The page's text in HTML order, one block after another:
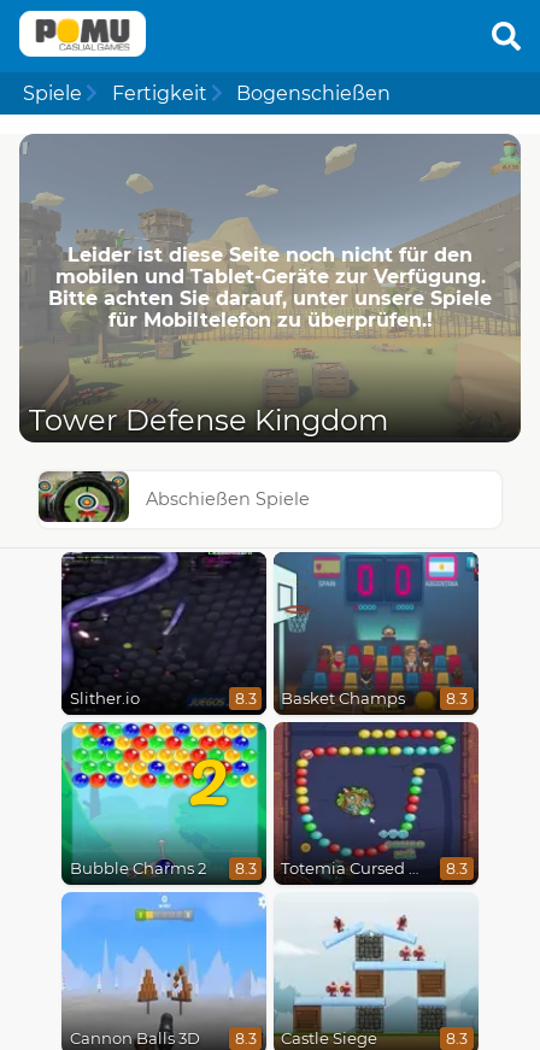
Spiele Fertigkeit Bogenschießen
Leider ist diese Seite noch nicht für den
mobilen und Tablet-Geräte zur Verfügung.
Bitte achten Sie darauf, unter unsere Spiele
für Mobiltelefon zu überprüfen.!
Tower Defense Kingdom
Abschießen Spiele
Slither.io 8.3 Basket Champs 8.3
2
Bubble Charms 2 8.3 Totemia Cursed Marbles 8.3
Cannon Balls 3D 8.3 Castle Siege 8.3